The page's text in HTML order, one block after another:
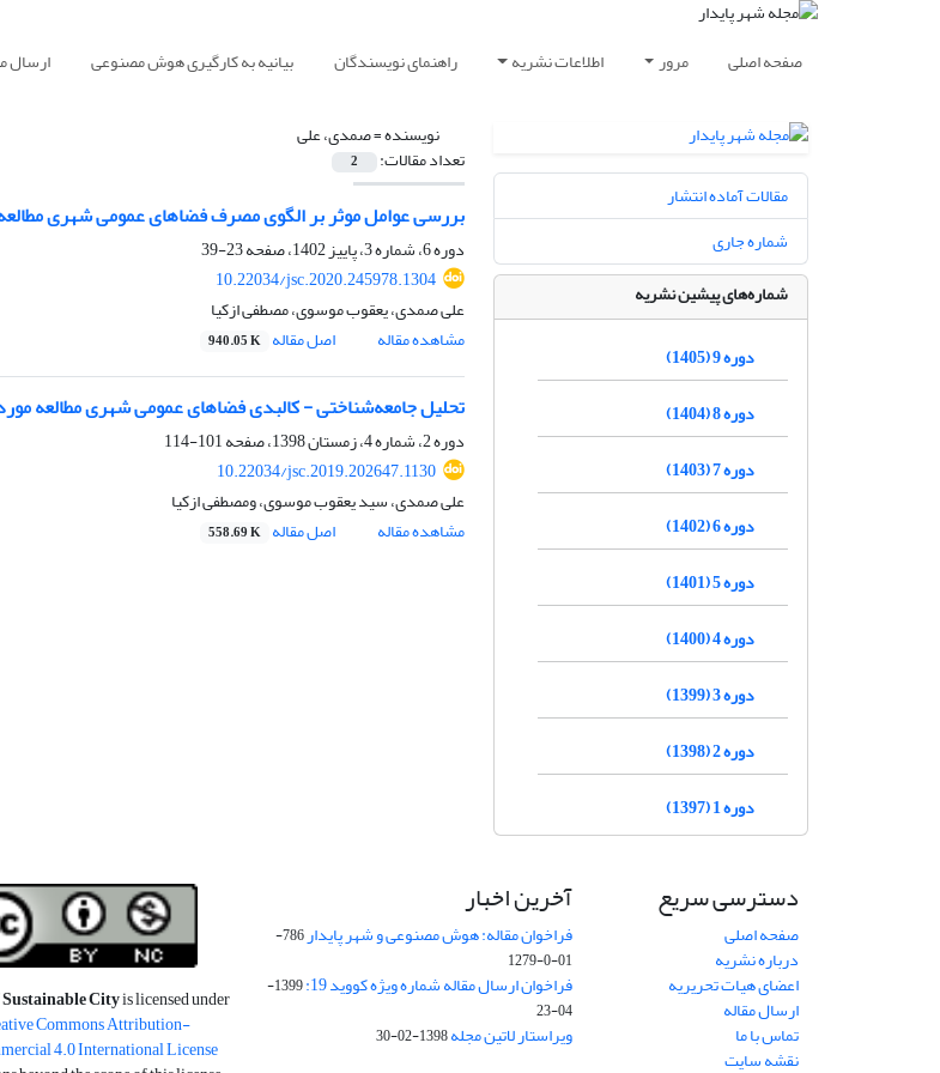
صفحه اصلی مرور اطلاعات نشریه راهنمای نویسندگان بیانیه به کارگیری هوش مصنوعی ارسال
نویسنده =صمدی، علی
تعداد مقالات: 2
بررسی عوامل موثر بر الگوی مصرف فضاهای عمومی شهری
دوره 6، شماره 3، پاییز 1402، صفحه
23-39
10.22034/jsc.2020.245978.1304
علی صمدی، یعقوب موسوی، مصطفی ازکیا
مشاهده مقاله
اصل مقاله 940.05 K
تحلیل جامعه‌شناختی - کالبدی فضاهای عمومی شهری مطالعه
دوره 2، شماره 4، زمستان 1398، صفحه
101-114
10.22034/jsc.2019.202647.1130
علی صمدی، سید یعقوب موسوی، ومصطفی ازکیا
مشاهده مقاله
اصل مقاله 558.69 K
مقالات آماده انتشار
شماره جاری
شماره‌های پیشین نشریه
دوره 9 (1405)
دوره 8 (1404)
دوره 7 (1403)
دوره 6 (1402)
دوره 5 (1401)
دوره 4 (1400)
دوره 3 (1399)
دوره 2 (1398)
دوره 1 (1397)
دسترسی سریع
صفحه اصلی
درباره نشریه
اعضای هیات تحریریه
ارسال مقاله
تماس با ما
نقشه سایت
آخرین اخبار
فراخوان مقاله: هوش مصنوعی و شهر پایدار
786-
01-0-1279
فراخوان ارسال مقاله شماره ویژه کووید 19:
1399-
04-23
ویراستار لاتین مجله1398-02-30
Cityis licensed under
Commons Attribution-
4.0 International License